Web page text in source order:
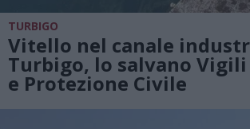
TURBIGO
Vitello nel canale
Turbigo, lo salvano Vigili
e Protezione Civile